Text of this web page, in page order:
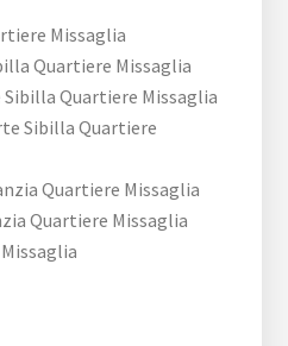
Missaglia
Quartiere Missaglia
Quartiere Missaglia
Sibilla Quartiere
Quartiere Missaglia
Quartiere Missaglia